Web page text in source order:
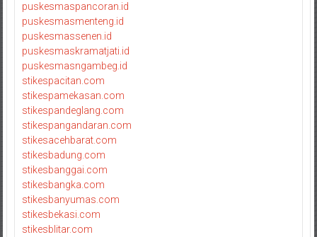
puskesmaspancoran.id
puskesmasmenteng.id
puskesmassenen.id
puskesmaskramatjati.id
puskesmasngambeg.id
stikespacitan.com
stikespamekasan.com
stikespandeglang.com
stikespangandaran.com
stikesacehbarat.com
stikesbadung.com
stikesbanggai.com
stikesbangka.com
stikesbanyumas.com
stikesbekasi.com
stikesblitar.com